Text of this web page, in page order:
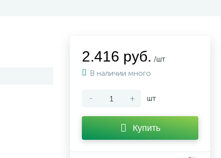
2.416 руб. /шт
В наличии много
- + шт
Купить